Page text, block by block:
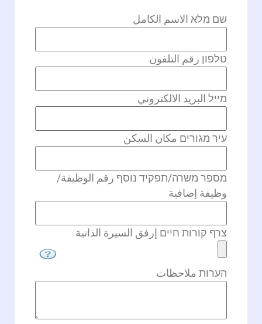
שם מלא الاسم الكامل
טלפון رقم التلفون
מייל البريد الالكتروني
עיר מגורים مكان السكن
מספר משרה/תפקיד נוסף رقم الوظيفة/
وظيفة إضافية
צרף קורות חיים إرفق السيرة الذاتية
הערות ملاحظات